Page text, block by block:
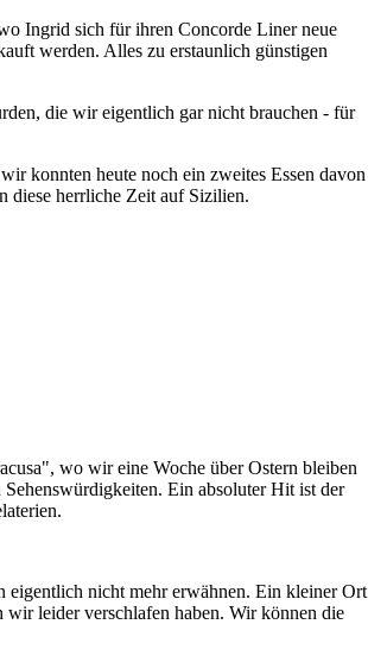
Ingrid sich für ihren Concorde Liner neue
werden. Alles zu erstaunlich günstigen
die wir eigentlich gar nicht brauchen - für
konnten heute noch ein zweites Essen davon
diese herrliche Zeit auf Sizilien.
wo wir eine Woche über Ostern bleiben
Ein absoluter Hit ist der
eigentlich nicht mehr erwähnen. Ein kleiner Ort
wir leider verschlafen haben. Wir können die